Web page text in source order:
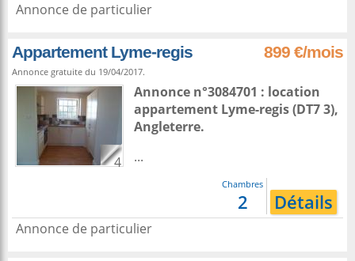
Annonce de particulier
Appartement Lyme-regis 899 €/mois
Annonce gratuite du 19/04/2017.
4
Annonce n°3084701 : location
appartement Lyme-regis(DT7 3),
Angleterre.
...
Chambres
2 Détails
Annonce de particulier